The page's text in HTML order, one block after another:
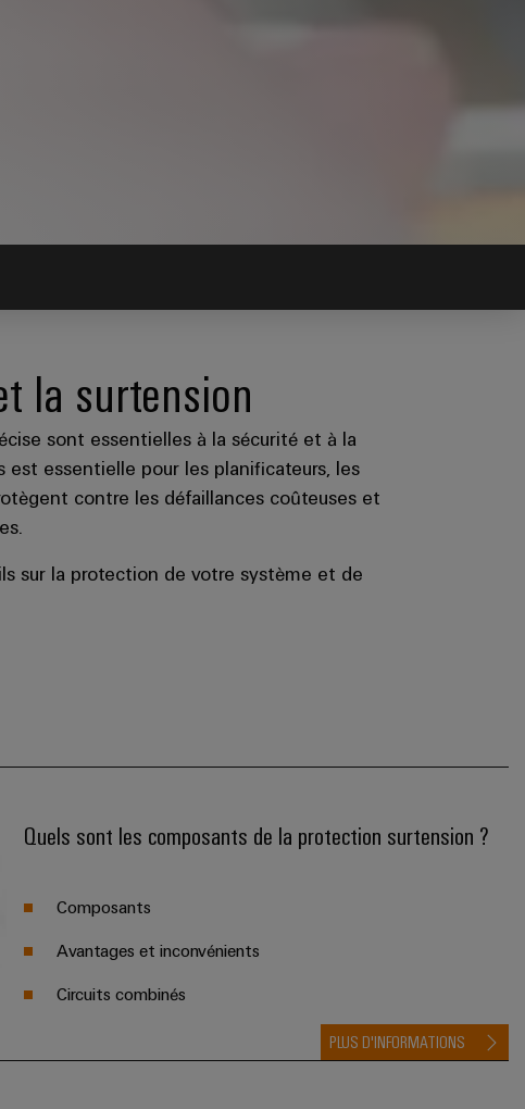
la surtension
sont essentielles à la sécurité et à la
essentielle pour les planificateurs, les
contre les défaillances coûteuses et
sur la protection de votre système et de
Quels sont les composants de la protection surtension ?
Composants
Avantages et inconvénients
Circuits combinés
PLUS D'INFORMATIONS